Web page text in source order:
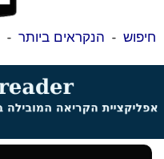
חיפוש - הנקראים ביותר -